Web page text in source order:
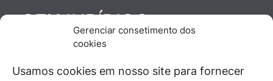
Gerenciar consetimento dos
cookies
Usamos cookies em nosso site para fornecer
GENJURÍDICO
De maneira independente, os autores e
juristas e doutrinadores nacionais, se posicionam